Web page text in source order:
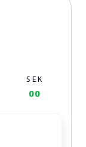
SEK
00